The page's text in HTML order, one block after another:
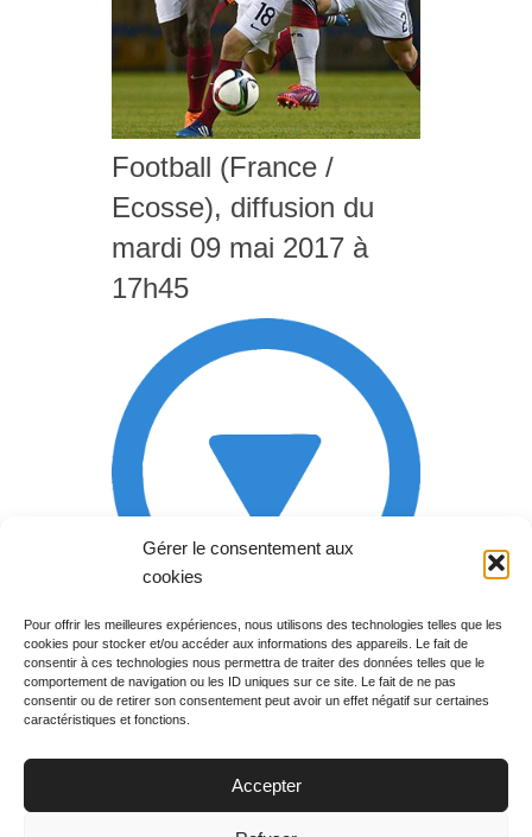
Gérer le consentement aux
cookies
Pour offrir les meilleures expériences, nous utilisons des technologies telles que les
cookies pour stocker et/ou accéder aux informations des appareils. Le fait de
consentir à ces technologies nous permettra de traiter des données telles que le
comportement de navigation ou les ID uniques sur ce site. Le fait de ne pas
consentir ou de retirer son consentement peut avoir un effet négatif sur certaines
caractéristiques et fonctions.
Accepter
Football (France /
Ecosse), diffusion du
mardi 09 mai 2017 à
17h45
Rechercher votre
programme
Votre soirée :